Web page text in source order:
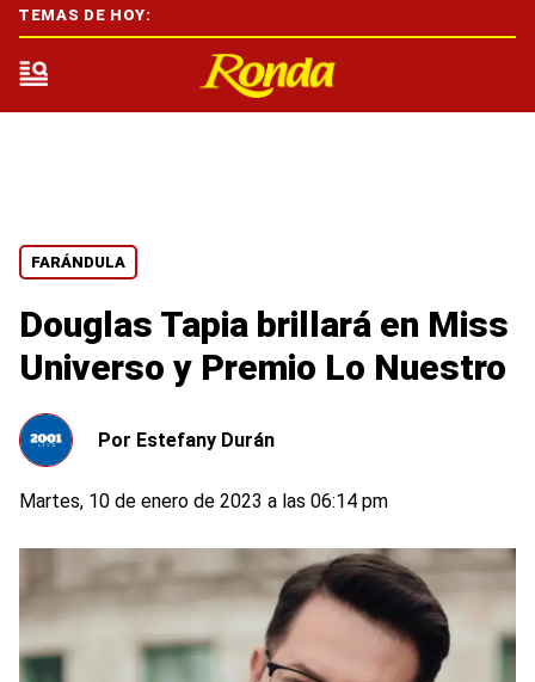
FARÁNDULA
Douglas Tapia brillará en Miss
Universo y Premio Lo Nuestro
Por Estefany Durán
Martes, 10 de enero de 2023 a las 06:14 pm
TEMAS DE HOY: